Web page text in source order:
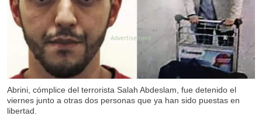
Abrini, cómplice del terrorista Salah Abdeslam, fue detenido el
viernes junto a otras dos personas que ya han sido puestas en
libertad.
X